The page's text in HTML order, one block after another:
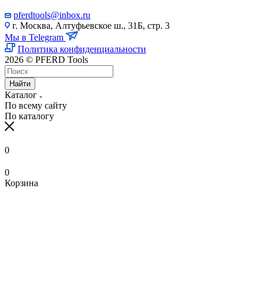
pferdtools@inbox.ru
г. Москва, Алтуфьевское ш., 31Б, стр. 3
Мы в Telegram
Политика конфиденциальности
2026 © PFERD Tools
Найти
Каталог
По всему сайту
По каталогу
0
0
Корзина